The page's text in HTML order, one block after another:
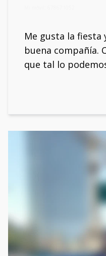
Me gusta la fiesta
buena compañía.
que tal lo